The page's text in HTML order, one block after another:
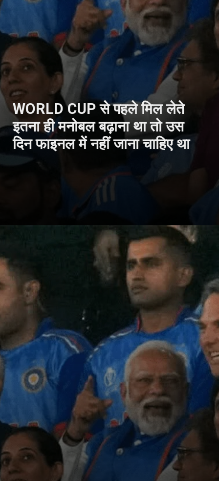
WORLD CUP से पहले मिल लेते
इतना ही मनोबल बढ़ाना था तो उस
दिन फाइनल में नहीं जाना चाहिए था